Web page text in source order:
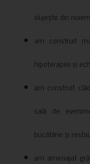
slujește din
am construit
hipoterapiei și
am construit
sală de
bucătărie și
am amenajat